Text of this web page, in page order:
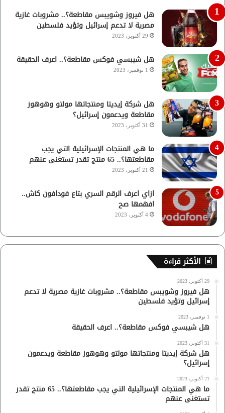
هل فيروز وشويبس مقاطعة؟.. مشروبات غازية
مصرية لا تدعم إسرائيل وتؤيد فلسطين
29 أكتوبر، 2023
هل شيبسي فوكس مقاطعة؟.. اعرف الحقيقة
1 نوفمبر، 2023
هل شركة إيديتا ومنتجاتها مولتو وهوهوز
مقاطعة ويدعمون إسرائيل؟
31 أكتوبر، 2023
ما هي المنتجات الإسرائيلية التي يجب
مقاطعتها؟.. 65 منتج تقدر تستغنى عنهم
21 أكتوبر، 2023
ازاي اعرف الرقم السري بتاع فودافون كاش..
افهمها صح
4 أكتوبر، 2023
الأكثر قراءة
29 أكتوبر، 2023
هل فيروز وشويبس مقاطعة؟.. مشروبات غازية مصرية لا تدعم
إسرائيل وتؤيد فلسطين
1 نوفمبر، 2023
هل شيبسي فوكس مقاطعة؟.. اعرف الحقيقة
31 أكتوبر، 2023
هل شركة إيديتا ومنتجاتها مولتو وهوهوز مقاطعة ويدعمون
إسرائيل؟
21 أكتوبر، 2023
ما هي المنتجات الإسرائيلية التي يجب مقاطعتها؟.. 65 منتج تقدر
تستغنى عنهم